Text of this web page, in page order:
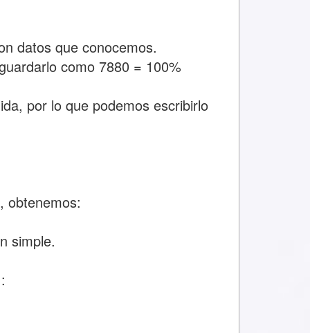
datos que conocemos.
como 7880 = 100%
por lo que podemos escribirlo
obtenemos:
simple.